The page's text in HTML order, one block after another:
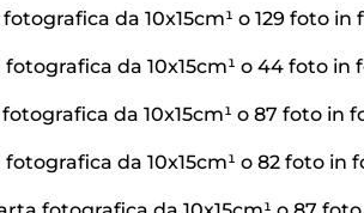
da 10x15cm¹ o 129 foto in
da 10x15cm¹ o 44 foto in
da 10x15cm¹ o 87 foto in
da 10x15cm¹ o 82 foto in